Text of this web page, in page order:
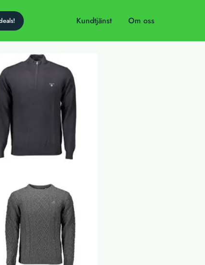
Kundtjänst Om oss